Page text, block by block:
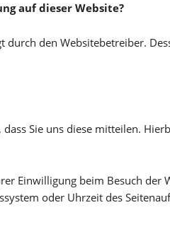
auf dieser Website?
den Websitebetreiber.
Sie uns diese mitteilen.
Einwilligung beim Besuch der
oder Uhrzeit des